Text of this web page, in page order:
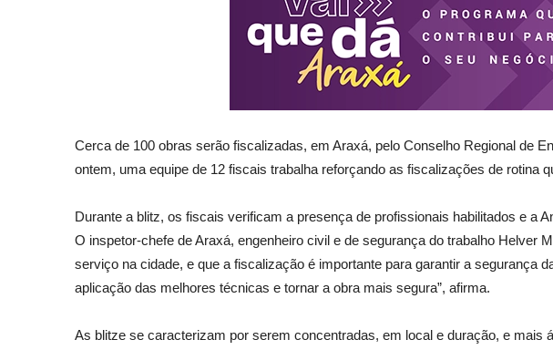
Cerca de 100 obras serão fiscalizadas, em Araxá, pelo Conselho Regional de
ontem, uma equipe de 12 fiscais trabalha reforçando as fiscalizações de rotina
Durante a blitz, os fiscais verificam a presença de profissionais habilitados e a
O inspetor-chefe de Araxá, engenheiro civil e de segurança do trabalho
serviço na cidade, e que a fiscalização é importante para garantir a segurança
aplicação das melhores técnicas e tornar a obra mais segura”, afirma.
As blitze se caracterizam por serem concentradas, em local e duração, e